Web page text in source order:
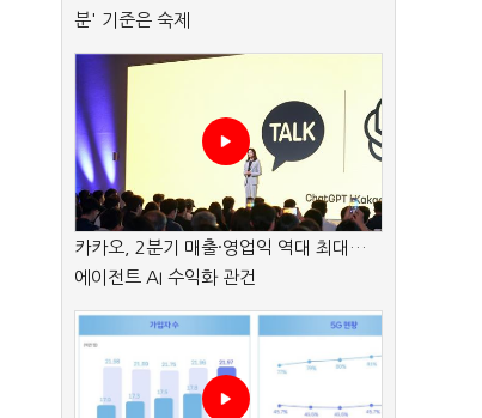
분' 기준은 숙제
카카오, 2분기 매출·영업익 역대 최대…
에이전트 AI 수익화 관건